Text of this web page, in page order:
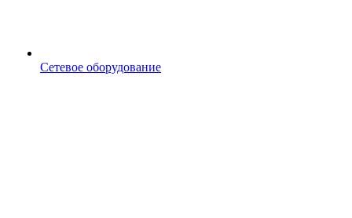
Сетевое оборудование